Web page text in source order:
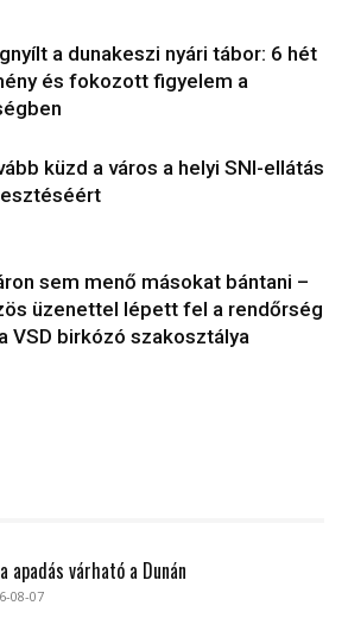
a dunakeszi nyári tábor: 6 hét
és fokozott figyelem a
küzd a város a helyi SNI-ellátás
sem menő másokat bántani –
üzenettel lépett fel a rendőrség
VSD birkózó szakosztálya
apadás várható a Dunán
08-07